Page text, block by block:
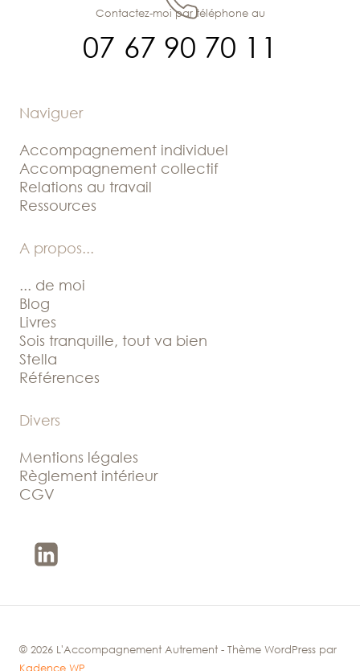
07 67 90 70 11
Contactez-moi par téléphone au
Naviguer
Accompagnement individuel
Accompagnement collectif
Relations au travail
Ressources
A propos...
... de moi
Blog
Livres
Sois tranquille, tout va bien
Stella
Références
Divers
Mentions légales
Règlement intérieur
CGV
© 2026 L'Accompagnement Autrement - Thème WordPress par
Kadence WP